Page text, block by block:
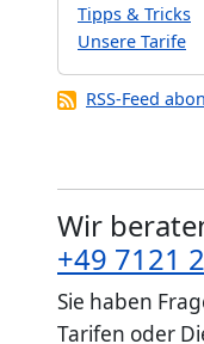
Tipps & Tricks
Unsere Tarife
RSS-Feed
Wir
+49 7121
Sie haben
Tarifen oder